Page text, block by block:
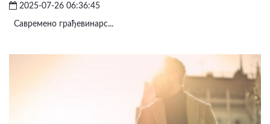
2025-07-26 06:36:45
Савремено грађевинарс...